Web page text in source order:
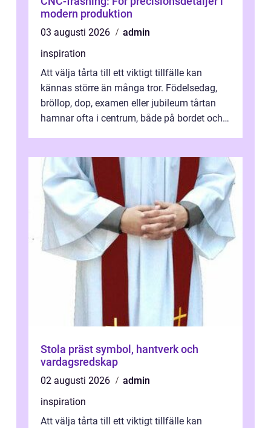
modern produktion
03 augusti 2026
admin
inspiration
Att välja tårta till ett viktigt tillfälle kan
kännas större än många tror. Födelsedag,
bröllop, dop, examen eller jubileum tårtan
hamnar ofta i centrum, både på bordet och i
Stola präst symbol, hantverk och
vardagsredskap
02 augusti 2026
admin
inspiration
Att välja tårta till ett viktigt tillfälle kan